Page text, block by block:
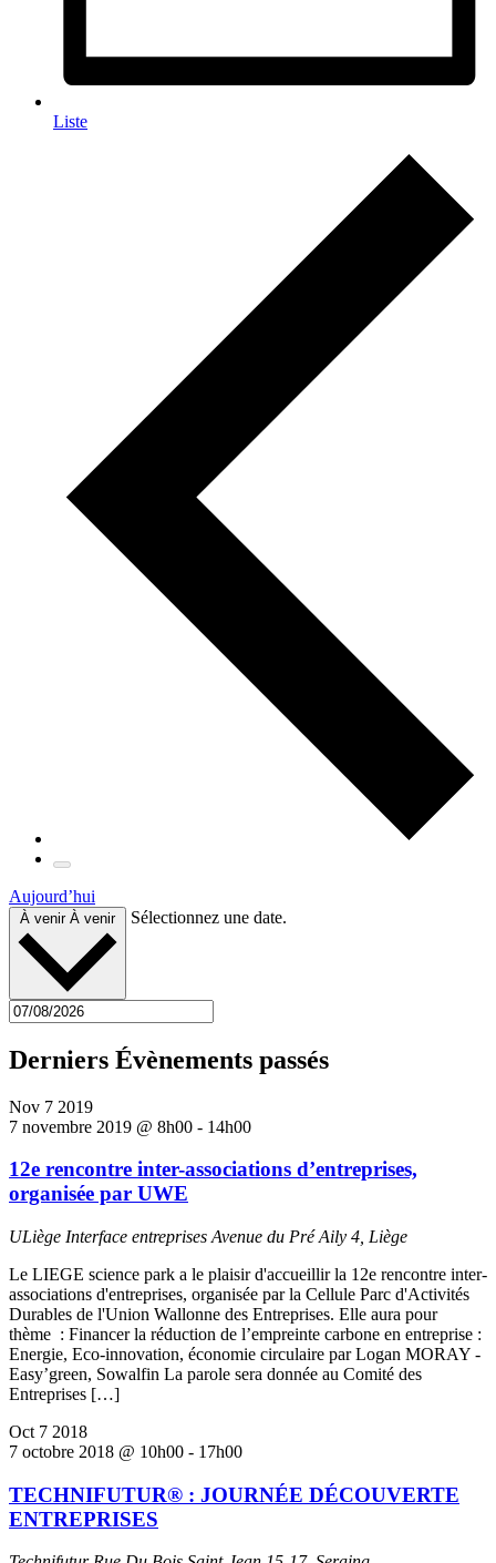
Liste
Aujourd’hui
À venir À venir Sélectionnez une date.
Derniers Évènements passés
Nov 7 2019
7 novembre 2019 @ 8h00 - 14h00
12e rencontre inter-associations d’entreprises,
organisée par UWE
ULiège Interface entreprises Avenue du Pré Aily 4, Liège
Le LIEGE science park a le plaisir d'accueillir la 12e rencontre inter-
associations d'entreprises, organisée par la Cellule Parc d'Activités
Durables de l'Union Wallonne des Entreprises. Elle aura pour
thème : Financer la réduction de l’empreinte carbone en entreprise :
Energie, Eco-innovation, économie circulaire par Logan MORAY -
Easy’green, Sowalfin La parole sera donnée au Comité des
Entreprises […]
Oct 7 2018
7 octobre 2018 @ 10h00 - 17h00
TECHNIFUTUR® : JOURNÉE DÉCOUVERTE
ENTREPRISES